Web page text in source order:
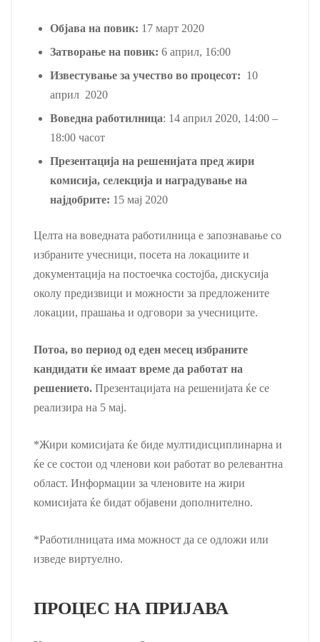
Објава на повик: 17 март 2020
Затворање на повик: 6 април, 16:00
Известување за учество во процесот: 10
април 2020
Воведна работилница: 14 април 2020, 14:00 –
18:00 часот
Презентација на решенијата пред жири
комисија, селекција и наградување на
најдобрите: 15 мај 2020
Целта на воведната работилница е запознавање со
избраните учесници, посета на локациите и
документација на постоечка состојба, дискусија
околу предизвици и можности за предложените
локации, прашања и одговори за учесниците.
Потоа, во период од еден месец избраните
кандидати ќе имаат време да работат на
решението. Презентацијата на решенијата ќе се
реализира на 5 мај.
*Жири комисијата ќе биде мултидисциплинарна и
ќе се состои од членови кои работат во релевантна
област. Информации за членовите на жири
комисијата ќе бидат објавени дополнително.
*Работилницата има можност да се одложи или
изведе виртуелно.
ПРОЦЕС НА ПРИЈАВА